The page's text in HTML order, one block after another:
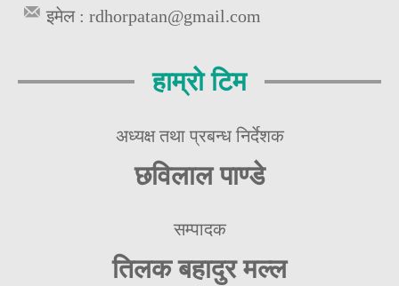
इमेल : rdhorpatan@gmail.com
हाम्रो टिम
अध्यक्ष तथा प्रबन्ध निर्देशक
छविलाल पाण्डे
सम्पादक
तिलक बहादुर मल्ल